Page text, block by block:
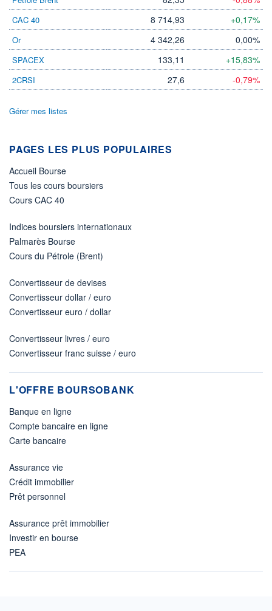
LIMITE À LA
0,000
LIMITE À LA
HAUSSE
0,000
ESTIMÉ 2026
-
PER ESTIMÉ
2026
DIVIDENDE DERNIER
Non éligible
CAC 40 8 714,93 +0,17%
Or 4 342,26 0,00%
SPACEX 133,11 +15,83%
2CRSI 27,6 -0,79%
Gérer mes listes
PAGES LES PLUS POPULAIRES
Accueil Bourse
Tous les cours boursiers
Cours CAC 40
Indices boursiers internationaux
Palmarès Bourse
Cours du Pétrole (Brent)
Convertisseur de devises
Convertisseur dollar / euro
Convertisseur euro / dollar
Convertisseur livres / euro
Convertisseur franc suisse / euro
L'OFFRE BOURSOBANK
Banque en ligne
Compte bancaire en ligne
Carte bancaire
Assurance vie
Crédit immobilier
Prêt personnel
Assurance prêt immobilier
Investir en bourse
PEA